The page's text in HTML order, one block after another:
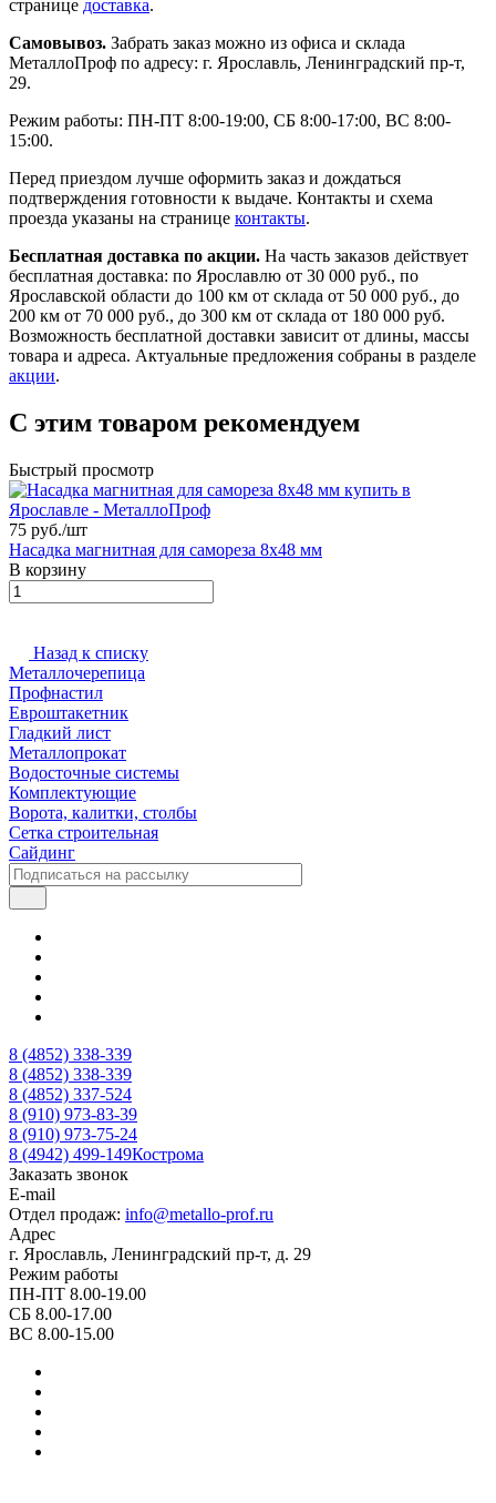
странице доставка.
Самовывоз. Забрать заказ можно из офиса и склада
МеталлоПроф по адресу: г. Ярославль, Ленинградский пр-т,
29.
Режим работы: ПН-ПТ 8:00-19:00, СБ 8:00-17:00, ВС 8:00-
15:00.
Перед приездом лучше оформить заказ и дождаться
подтверждения готовности к выдаче. Контакты и схема
проезда указаны на странице контакты.
Бесплатная доставка по акции. На часть заказов действует
бесплатная доставка: по Ярославлю от 30 000 руб., по
Ярославской области до 100 км от склада от 50 000 руб., до
200 км от 70 000 руб., до 300 км от склада от 180 000 руб.
Возможность бесплатной доставки зависит от длины, массы
товара и адреса. Актуальные предложения собраны в разделе
акции.
С этим товаром рекомендуем
Быстрый просмотр
75 руб./шт
Насадка магнитная для самореза 8х48 мм
В корзину
Назад к списку
Металлочерепица
Профнастил
Евроштакетник
Гладкий лист
Металлопрокат
Водосточные системы
Комплектующие
Ворота, калитки, столбы
Сетка строительная
Сайдинг
8 (4852) 338-339
8 (4852) 338-339
8 (4852) 337-524
8 (910) 973-83-39
8 (910) 973-75-24
8 (4942) 499-149Кострома
Заказать звонок
E-mail
Отдел продаж: info@metallo-prof.ru
Адрес
г. Ярославль, Ленинградский пр-т, д. 29
Режим работы
ПН-ПТ 8.00-19.00
СБ 8.00-17.00
ВС 8.00-15.00